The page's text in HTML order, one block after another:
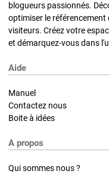
blogueurs passionnés.
optimiser le
visiteurs. Créez votre
et démarquez-vous dans
Aide
Manuel
Contactez nous
Boite à idées
A propos
Qui sommes nous ?